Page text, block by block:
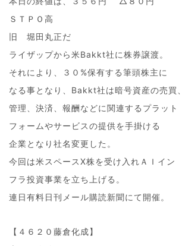
ＳＴＰＯ高
旧 堀田丸正だ
ライザップから米Bakkt社に株券譲渡。
それにより、３０%保有する筆頭株主に
なる事となり、Bakkt社は暗号資産の売買、
管理、決済、報酬などに関連するプラット
フォームやサービスの提供を手掛ける
企業となり社名変更した。
今回は米スペースX株を受け入れＡＩイン
フラ投資事業を立ち上げる。
連日有料日刊メール購読新聞にて開催。
【４６２０藤倉化成】